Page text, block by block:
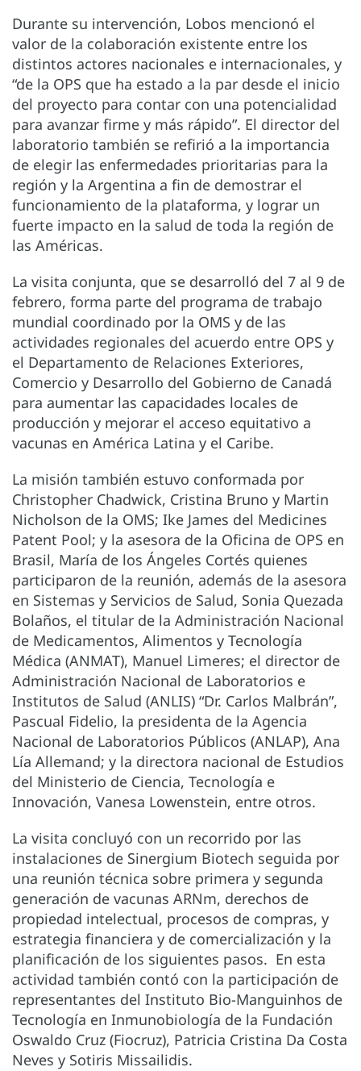
Durante su intervención, Lobos mencionó el
valor de la colaboración existente entre los
distintos actores nacionales e internacionales, y
“de la OPS que ha estado a la par desde el inicio
del proyecto para contar con una potencialidad
para avanzar firme y más rápido”. El director del
laboratorio también se refirió a la importancia
de elegir las enfermedades prioritarias para la
región y la Argentina a fin de demostrar el
funcionamiento de la plataforma, y lograr un
fuerte impacto en la salud de toda la región de
las Américas.
La visita conjunta, que se desarrolló del 7 al 9 de
febrero, forma parte del programa de trabajo
mundial coordinado por la OMS y de las
actividades regionales del acuerdo entre OPS y
el Departamento de Relaciones Exteriores,
Comercio y Desarrollo del Gobierno de Canadá
para aumentar las capacidades locales de
producción y mejorar el acceso equitativo a
vacunas en América Latina y el Caribe.
La misión también estuvo conformada por
Christopher Chadwick, Cristina Bruno y Martin
Nicholson de la OMS; Ike James del Medicines
Patent Pool; y la asesora de la Oficina de OPS en
Brasil, María de los Ángeles Cortés quienes
participaron de la reunión, además de la asesora
en Sistemas y Servicios de Salud, Sonia Quezada
Bolaños, el titular de la Administración Nacional
de Medicamentos, Alimentos y Tecnología
Médica (ANMAT), Manuel Limeres; el director de
Administración Nacional de Laboratorios e
Institutos de Salud (ANLIS) “Dr. Carlos Malbrán”,
Pascual Fidelio, la presidenta de la Agencia
Nacional de Laboratorios Públicos (ANLAP), Ana
Lía Allemand; y la directora nacional de Estudios
del Ministerio de Ciencia, Tecnología e
Innovación, Vanesa Lowenstein, entre otros.
La visita concluyó con un recorrido por las
instalaciones de Sinergium Biotech seguida por
una reunión técnica sobre primera y segunda
generación de vacunas ARNm, derechos de
propiedad intelectual, procesos de compras, y
estrategia financiera y de comercialización y la
planificación de los siguientes pasos. En esta
actividad también contó con la participación de
representantes del Instituto Bio-Manguinhos de
Tecnología en Inmunobiología de la Fundación
Oswaldo Cruz (Fiocruz), Patricia Cristina Da Costa
Neves y Sotiris Missailidis.